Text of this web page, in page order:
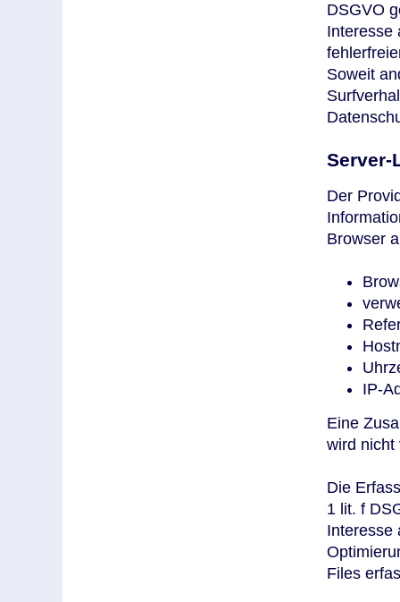
DSGVO
Interesse
Soweit
Server-
Der
Browser
IP-
Eine
wird nicht
Die
1 lit. f
Interesse
Files